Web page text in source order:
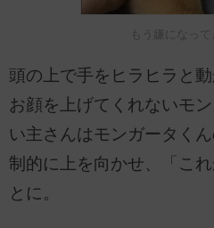
もう嫌になっ
頭の上で手をヒラヒラと
お顔を上げてくれないモ
い主さんはモンガータく
制的に上を向かせ、「こ
とに。